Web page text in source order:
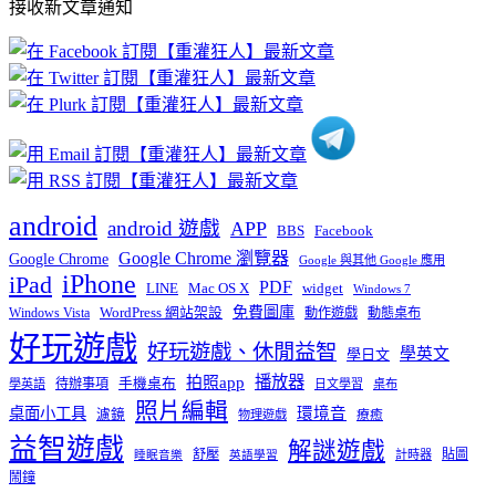
文
章
分
類
接收新文章通知
android android 遊戲 APP BBS Facebook
Google Chrome Google Chrome 瀏覽器 Google 與其他 Google 應用
iPad iPhone LINE Mac OS X PDF widget Windows 7
Windows Vista WordPress 網站架設 免費圖庫 動作遊戲 動態桌布
好玩遊戲 好玩遊戲、休閒益智 學日文 學英文
學英語 待辦事項 手機桌布 拍照app 播放器 日文學習 桌布
桌面小工具 濾鏡 照片編輯 物理遊戲 環境音 療癒
益智遊戲 睡眠音樂 舒壓 英語學習 解謎遊戲 計時器
貼圖
鬧鐘